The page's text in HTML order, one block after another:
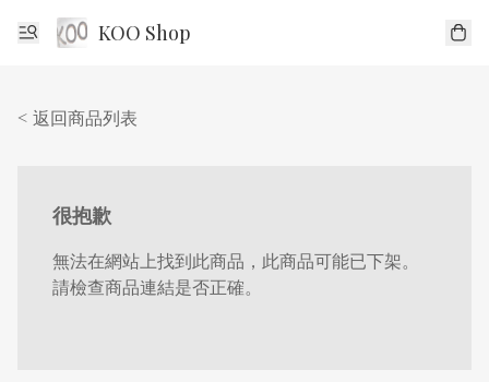
KOO Shop
< 返回商品列表
很抱歉
無法在網站上找到此商品，此商品可能已下架。
請檢查商品連結是否正確。